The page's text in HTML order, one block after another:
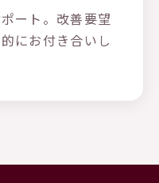
ート。改善要望
にお付き合いし